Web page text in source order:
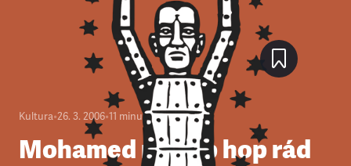
Kultura•26. 3. 2006•11 minut
Mohamed má hip hop rád